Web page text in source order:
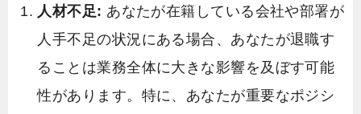
人材不足: あなたが在籍している会社や部署が
人手不足の状況にある場合、あなたが退職す
ることは業務全体に大きな影響を及ぼす可能
性があります。特に、あなたが重要なポジシ